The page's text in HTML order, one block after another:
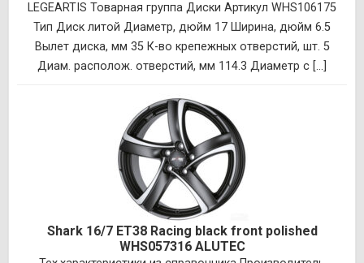
LEGEARTIS Товарная группа Диски Артикул WHS106175
Тип Диск литой Диаметр, дюйм 17 Ширина, дюйм 6.5
Вылет диска, мм 35 К-во крепежных отверстий, шт. 5
Диам. располож. отверстий, мм 114.3 Диаметр с [...]
Shark 16/7 ET38 Racing black front polished
WHS057316 ALUTEC